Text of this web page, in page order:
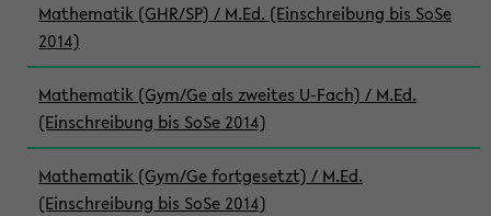
Mathematik (GHR/SP) / M.Ed. (Einschreibung bis SoSe
2014)
Mathematik (Gym/Ge als zweites U-Fach) / M.Ed.
(Einschreibung bis SoSe 2014)
Mathematik (Gym/Ge fortgesetzt) / M.Ed.
(Einschreibung bis SoSe 2014)